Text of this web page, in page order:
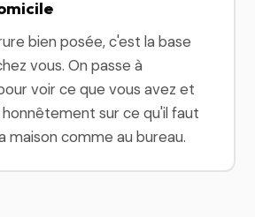
bien posée, c'est la base
vous. On passe à
voir ce que vous avez et
sur ce qu'il faut
maison comme au bureau.